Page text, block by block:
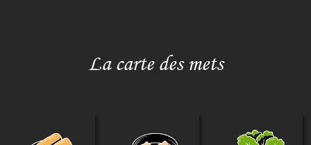
La carte des mets